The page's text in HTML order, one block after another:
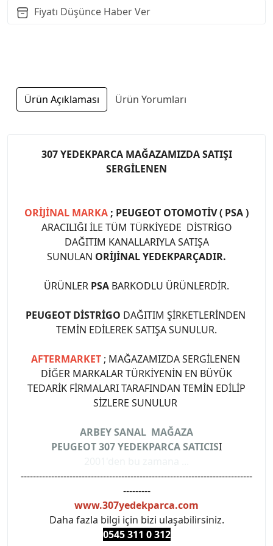
Fiyatı Düşünce Haber Ver
Ürün Açıklaması Ürün Yorumları
307 YEDEKPARCA MAĞAZAMIZDA SATIŞI
SERGİLENEN
ORİJİNAL MARKA ; PEUGEOT OTOMOTİV ( PSA )
ARACILIĞI İLE TÜM TÜRKİYEDE DİSTRİGO
DAĞITIM KANALLARIYLA SATIŞA
SUNULAN ORİJİNAL YEDEKPARÇADIR.
ÜRÜNLER PSA BARKODLU ÜRÜNLERDİR.
PEUGEOT DİSTRİGO DAĞITIM ŞİRKETLERİNDEN
TEMİN EDİLEREK SATIŞA SUNULUR.
AFTERMARKET ; MAĞAZAMIZDA SERGİLENEN
DİĞER MARKALAR TÜRKİYENİN EN BÜYÜK
TEDARİK FİRMALARI TARAFINDAN TEMİN EDİLİP
SİZLERE SUNULUR
ARBEY SANAL MAĞAZA
PEUGEOT 307 YEDEKPARCA SATICISI
----------------------------------------------------------------------------
---------
www.307yedekparca.com
Daha fazla bilgi için bizi ulaşabilirsiniz.
0545 311 0 312